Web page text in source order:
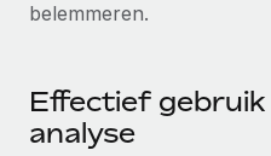
Platform
Verbinden Nieuw
AI-tools koppelen aan
WERK MET ONS SAMEN
Bibliotheek met
Italiano
日本語
belemmeren.
Effectief gebruik
analyse